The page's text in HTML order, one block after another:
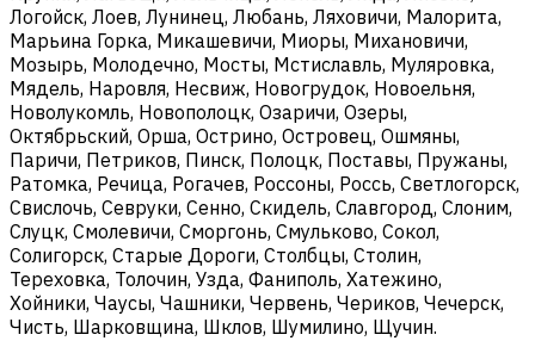
Логойск, Лоев, Лунинец, Любань, Ляховичи, Малорита,
Марьина Горка, Микашевичи, Миоры, Михановичи,
Мозырь, Молодечно, Мосты, Мстиславль, Муляровка,
Мядель, Наровля, Несвиж, Новогрудок, Новоельня,
Новолукомль, Новополоцк, Озаричи, Озеры,
Октябрьский, Орша, Острино, Островец, Ошмяны,
Паричи, Петриков, Пинск, Полоцк, Поставы, Пружаны,
Ратомка, Речица, Рогачев, Россоны, Россь, Светлогорск,
Свислочь, Севруки, Сенно, Скидель, Славгород, Слоним,
Слуцк, Смолевичи, Сморгонь, Смульково, Сокол,
Солигорск, Старые Дороги, Столбцы, Столин,
Тереховка, Толочин, Узда, Фаниполь, Хатежино,
Хойники, Чаусы, Чашники, Червень, Чериков, Чечерск,
Чисть, Шарковщина, Шклов, Шумилино, Щучин.